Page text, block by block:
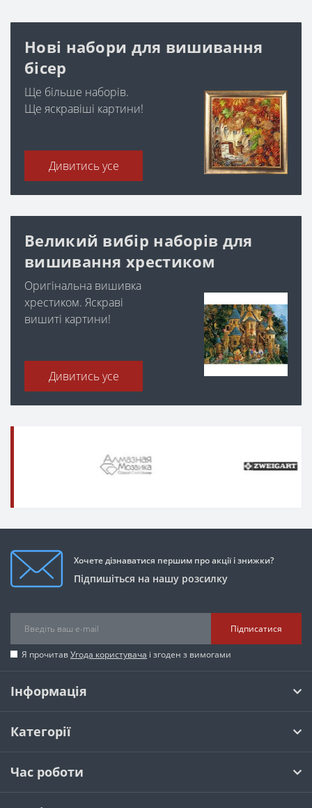
Нові набори для вишивання
бісер
Ще більше наборів.
Ще яскравіші картини!
Дивитись усе
Великий вибір наборів для
вишивання хрестиком
Оригінальна вишивка
хрестиком. Яскраві
вишиті картини!
Дивитись усе
Хочете дізнаватися першим про акції і знижки?
Підпишіться на нашу розсилку
Підписатися
Я прочитавУгода користувача і згоден з вимогами
Інформація
Категорії
Час роботи